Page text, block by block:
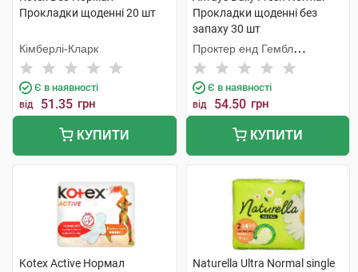
Прокладки щоденні 20 шт
Кімберлі-Кларк
Є в наявності
від 51.35 грн
КУПИТИ
Прокладки щоденні без
запаху 30 шт
Проктер енд Гембл
Мануфекчурінг
Є в наявності
від 54.50 грн
КУПИТИ
Kotex Active Нормал
Naturella Ultra Normal single